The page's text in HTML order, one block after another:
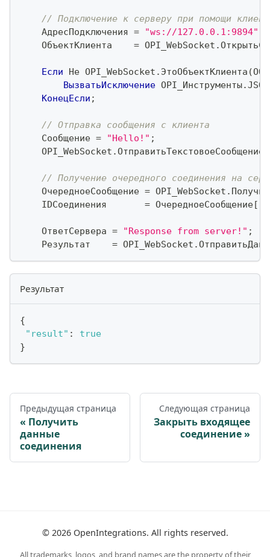
// Подключение к серверу при помощи
    АдресПодключения
= "ws://127.0.0.1:9894"
    ОбъектКлиента
= OPI_WebSocket .
Если Не OPI_WebSocket . ЭтоОбъектКлиента (
ВызватьИсключение OPI_Инструменты.
КонецЕсли ;
// Отправка сообщения с клиента
    Сообщение
= "Hello!" ;
    OPI_WebSocket
.ОтправитьТекстовоеСообщение
// Получение очередного соединения на
    ОчередноеСообщение
= OPI_WebSocket .
    IDСоединения
= ОчередноеСообщение[
    ОтветСервера
= "Response from server!" ;
    Результат
= OPI_WebSocket .
Результат
{
"result" :
true
}
Предыдущая страница
Получить
данные
соединения
Следующая страница
Закрыть входящее
соединение
© 2026OpenIntegrations. All rights reserved.
All trademarks, logos, and brand names are the property of their